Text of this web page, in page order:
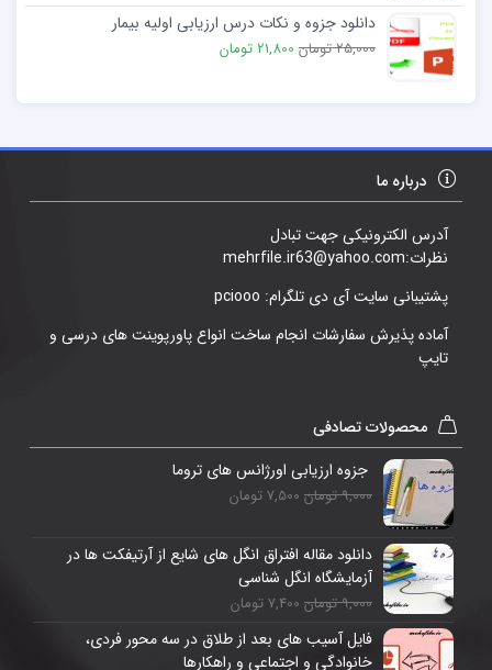
دانلود جزوه و نکات درس ارزیابی اولیه بیمار
25,000 تومان 21,800 تومان
درباره ما
آدرس الکترونیکی جهت تبادل
نظرات:mehrfile.ir63@yahoo.com
پشتیبانی سایت آی دی تلگرام: pciooo
آماده پذیرش سفارشات انجام ساخت انواع پاورپوینت های درسی و
تایپ
محصولات تصادفی
جزوه ارزیابی اورژانس های تروما
9,000 تومان 7,500 تومان
دانلود مقاله افتراق انگل های شایع از آرتیفکت ها در
آزمایشگاه انگل شناسی
9,000 تومان 7,400 تومان
فایل آسيب ھای بعد از طلاق در سه محور فردی،
خانوادگی و اجتماعی و راھکارھا